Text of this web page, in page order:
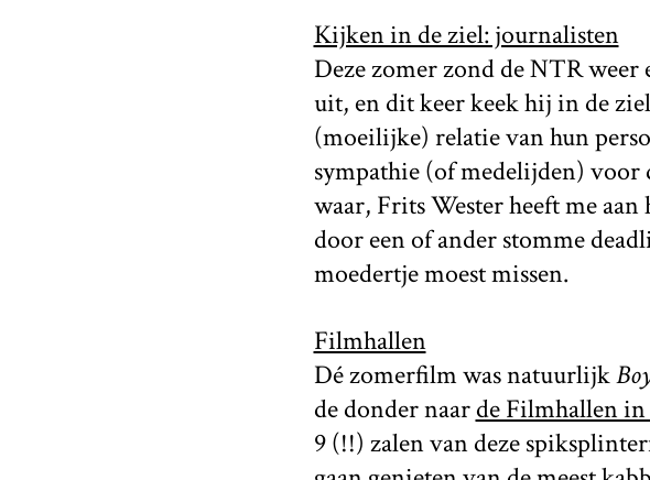
Kijken in de ziel: journalisten
Deze zomer zond de NTR
uit, en dit keer keek hij in de
(moeilijke) relatie van hun
sympathie (of medelijden)
waar, Frits Wester heeft me
door een of ander stomme
moedertje moest missen.
Filmhallen
Dé zomerfilm was natuurlijk
de donder naarde Filmhallen
9 (!!) zalen van deze